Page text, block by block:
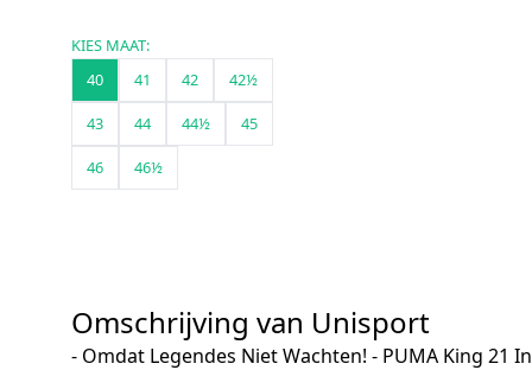
KIES MAAT:
40
41 42 42½
43 44 44½ 45
46 46½
Omschrijving van Unisport
- Omdat Legendes Niet Wachten! - PUMA King 21